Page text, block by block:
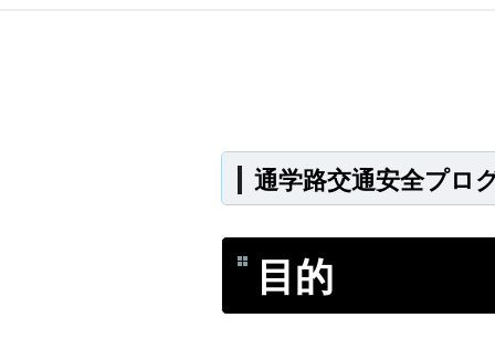
通学路交通安全プロ
目的